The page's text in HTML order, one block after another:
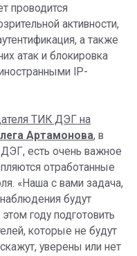
проводится
активности,
а также
атак и блокировка
IP-
ТИК ДЭГ на
Артамонова, в
есть очень важное
отработанные
«Наша с вами задача,
будут
году подготовить
которые не будут
уверены или нет